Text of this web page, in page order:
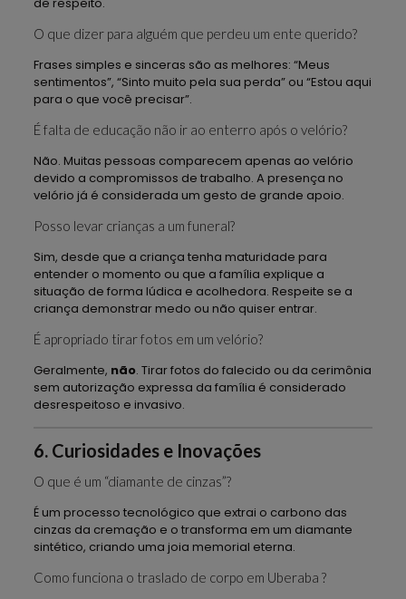
O que dizer para alguém que perdeu um ente querido?
Frases simples e sinceras são as melhores: “Meus
sentimentos”, “Sinto muito pela sua perda” ou “Estou aqui
para o que você precisar”.
É falta de educação não ir ao enterro após o velório?
Não. Muitas pessoas comparecem apenas ao velório
devido a compromissos de trabalho. A presença no
velório já é considerada um gesto de grande apoio.
Posso levar crianças a um funeral?
Sim, desde que a criança tenha maturidade para
entender o momento ou que a família explique a
situação de forma lúdica e acolhedora. Respeite se a
criança demonstrar medo ou não quiser entrar.
É apropriado tirar fotos em um velório?
Geralmente, não. Tirar fotos do falecido ou da cerimônia
sem autorização expressa da família é considerado
desrespeitoso e invasivo.
6. Curiosidades e Inovações
O que é um “diamante de cinzas”?
É um processo tecnológico que extrai o carbono das
cinzas da cremação e o transforma em um diamante
sintético, criando uma joia memorial eterna.
Como funciona o traslado de corpo em Uberaba ?